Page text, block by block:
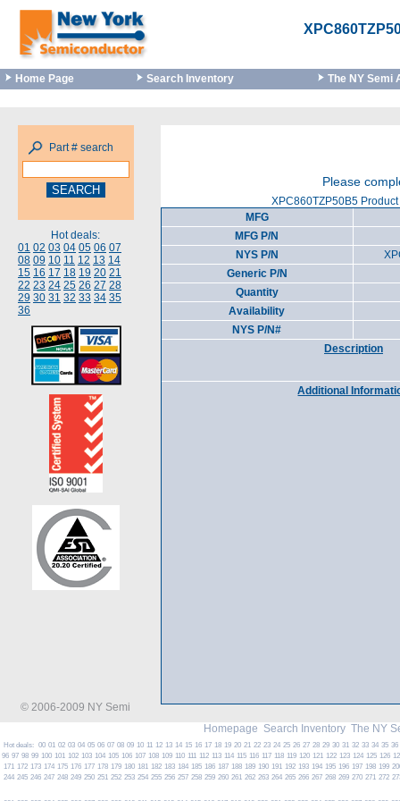
Home Page Search Inventory The NY Semi
Part # search
Hot deals:
01 02 03 04 05 06 07
08 09 10 11 12 13 14
15 16 17 18 19 20 21
22 23 24 25 26 27 28
29 30 31 32 33 34 35
36
Please
XPC860TZP50B5
MFG
MFG P/N
NYS P/N
Generic P/N
Quantity
Availability
NYS P/N#
Description
Additional
© 2006-2009 NY Semi
Homepage Search Inventory The NY
Hot deals: 00 01 02 03 04 05 06 07 08 09 10 11 12 13 14 15 16 17 18 19 20 21 22 23 24 25 26 27 28 29 30 31 32 33 34 35 36
96 97 98 99 100 101 102 103 104 105 106 107 108 109 110 111 112 113 114 115 116 117 118 119 120 121 122 123 124 125 126
171 172 173 174 175 176 177 178 179 180 181 182 183 184 185 186 187 188 189 190 191 192 193 194 195 196 197 198 199
244 245 246 247 248 249 250 251 252 253 254 255 256 257 258 259 260 261 262 263 264 265 266 267 268 269 270 271 272